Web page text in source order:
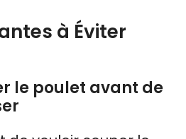
à Éviter
le poulet avant de